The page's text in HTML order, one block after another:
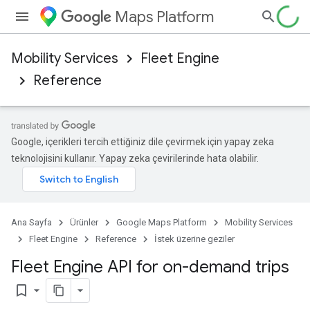
Maps Platform
Mobility Services
Fleet Engine
Reference
Google, içerikleri tercih ettiğiniz dile çevirmek için yapay zeka
teknolojisini kullanır. Yapay zeka çevirilerinde hata olabilir.
Ana Sayfa Ürünler Google Maps Platform
Mobility Services
Fleet Engine
Reference İstek üzerine geziler
Fleet Engine API for on-demand trips
bookmark_border